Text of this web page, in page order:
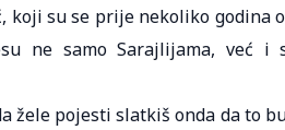
koji su se prije nekoliko godina
ne samo Sarajlijama, već
žele pojesti slatkiš onda da to